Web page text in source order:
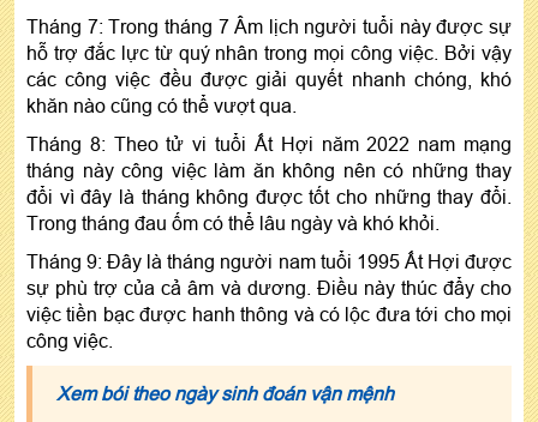
Tháng 7: Trong tháng 7 Âm lịch người tuổi này được sự
hỗ trợ đắc lực từ quý nhân trong mọi công việc. Bởi vậy
các công việc đều được giải quyết nhanh chóng, khó
khăn nào cũng có thể vượt qua.
Tháng 8: Theo tử vi tuổi Ất Hợi năm 2022 nam mạng
tháng này công việc làm ăn không nên có những thay
đổi vì đây là tháng không được tốt cho những thay đổi.
Trong tháng đau ốm có thể lâu ngày và khó khỏi.
Tháng 9: Đây là tháng người nam tuổi 1995 Ất Hợi được
sự phù trợ của cả âm và dương. Điều này thúc đẩy cho
việc tiền bạc được hanh thông và có lộc đưa tới cho mọi
công việc.
Xem bói theo ngày sinh đoán vận mệnh